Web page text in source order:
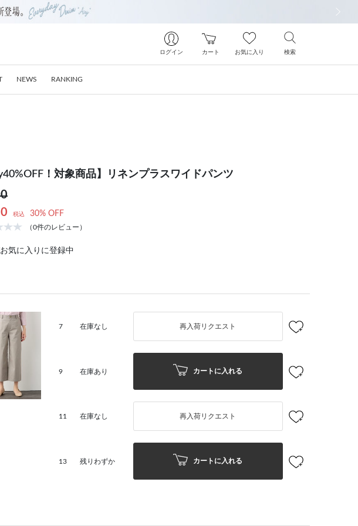
ログイン カート お気に入り 検索
NEWS RANKING
！対象商品】リネンプラスワイドパンツ
税込 30% OFF
（0件のレビュー）
気に入りに登録中
7 在庫なし 再入荷リクエスト
9 在庫あり カートに入れる
11 在庫なし 再入荷リクエスト
13 残りわずか カートに入れる